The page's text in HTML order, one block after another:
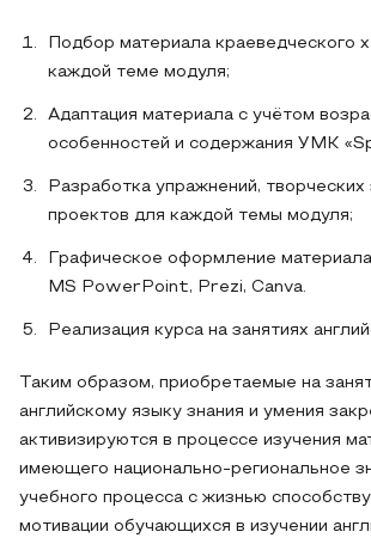
Подбор материала краеведческого
каждой теме модуля;
Адаптация материала с учётом
особенностей и содержания УМК
Разработка упражнений, творческих
проектов для каждой темы модуля;
Графическое оформление
MS PowerPoint, Prezi, Canva.
Реализация курса на занятиях
Таким образом, приобретаемые на
английскому языку знания и умения
активизируются в процессе изучения
имеющего национально-региональное
учебного процесса с жизнью
мотивации обучающихся в изучении